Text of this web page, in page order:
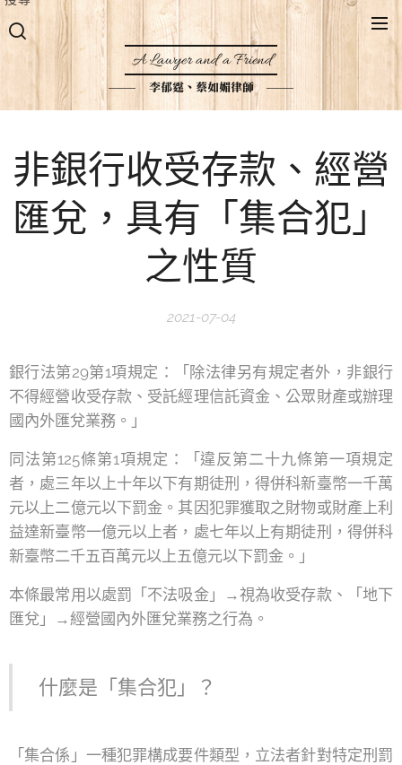
A Lawyer and a Friend
李郁霆、蔡如媚律師
非銀行收受存款、經營
匯兌，具有「集合犯」
之性質
2021-07-04
銀行法第29第1項規定：「除法律另有規定者外，非銀行
不得經營收受存款、受託經理信託資金、公眾財產或辦理
國內外匯兌業務。」
同法第125條第1項規定：「違反第二十九條第一項規定
者，處三年以上十年以下有期徒刑，得併科新臺幣一千萬
元以上二億元以下罰金。其因犯罪獲取之財物或財產上利
益達新臺幣一億元以上者，處七年以上有期徒刑，得併科
新臺幣二千五百萬元以上五億元以下罰金。」
本條最常用以處罰「不法吸金」→視為收受存款、「地下
匯兌」→經營國內外匯兌業務之行為。
什麼是「集合犯」？
「集合係」一種犯罪構成要件類型，立法者針對特定刑罰